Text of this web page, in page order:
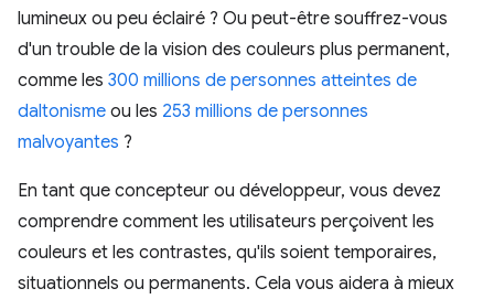
lumineux ou peu éclairé ? Ou peut-être souffrez-vous
d'un trouble de la vision des couleurs plus permanent,
comme les 300 millions de personnes atteintes de
daltonisme ou les 253 millions de personnes
malvoyantes ?
En tant que concepteur ou développeur, vous devez
comprendre comment les utilisateurs perçoivent les
couleurs et les contrastes, qu'ils soient temporaires,
situationnels ou permanents. Cela vous aidera à mieux